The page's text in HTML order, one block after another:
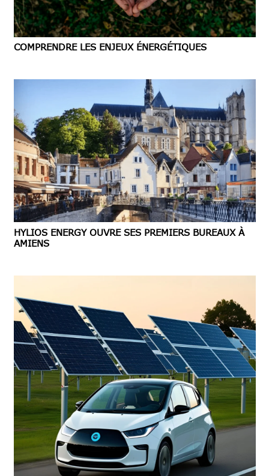
COMPRENDRE LES ENJEUX ÉNERGÉTIQUES
HYLIOS ENERGY OUVRE SES PREMIERS BUREAUX À
AMIENS